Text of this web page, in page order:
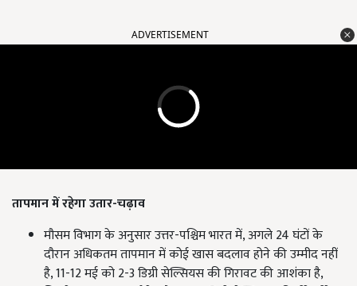
ADVERTISEMENT
तापमान में रहेगा उतार-चढ़ाव
मौसम विभाग के अनुसार उत्तर-पश्चिम भारत में, अगले 24 घंटों के
दौरान अधिकतम तापमान में कोई खास बदलाव होने की उम्मीद नहीं
है, 11-12 मई को 2-3 डिग्री सेल्सियस की गिरावट की आशंका है,